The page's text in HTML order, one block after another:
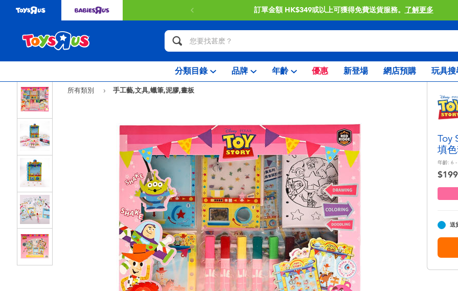
訂單金額 HK$349或以上可獲得免費送貨服務。 了解更多
分類目錄 品牌 年齡 優惠 新登場 網店預購 玩具搜
所有類別 手工藝,文具,蠟筆,泥膠,畫板
Toy
填
年齡: 6 -
送